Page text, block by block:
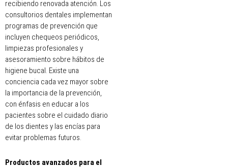
recibiendo renovada atención. Los
consultorios dentales implementan
programas de prevención que
incluyen chequeos periódicos,
limpiezas profesionales y
asesoramiento sobre hábitos de
higiene bucal. Existe una
conciencia cada vez mayor sobre
la importancia de la prevención,
con énfasis en educar a los
pacientes sobre el cuidado diario
de los dientes y las encías para
evitar problemas futuros.
Productos avanzados para el